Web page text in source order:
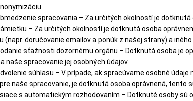
spracovania – Za určitých okolností je
– Za určitých okolností je dotknutá osoba
(napr. doručovanie emailov a ponúk z našej strany) a
sťažnosti dozornému orgánu – Dotknutá osoba je
naše spracovanie jej osobných údajov.
súhlasu – V prípade, ak spracúvame osobné
naše spracovanie, je dotknutá osoba oprávnená, tento
s automatickým rozhodovaním – Dotknuté osoby